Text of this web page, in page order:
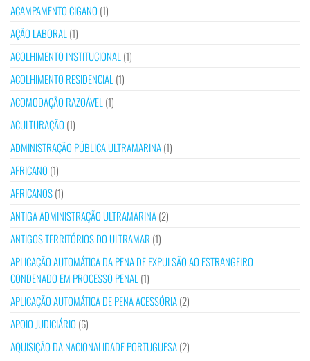
ACAMPAMENTO CIGANO (1)
AÇÃO LABORAL (1)
ACOLHIMENTO INSTITUCIONAL (1)
ACOLHIMENTO RESIDENCIAL (1)
ACOMODAÇÃO RAZOÁVEL (1)
ACULTURAÇÃO (1)
ADMINISTRAÇÃO PÚBLICA ULTRAMARINA(1)
AFRICANO (1)
AFRICANOS(1)
ANTIGA ADMINISTRAÇÃO ULTRAMARINA(2)
ANTIGOS TERRITÓRIOS DO ULTRAMAR (1)
APLICAÇÃO AUTOMÁTICA DA PENA DE EXPULSÃO AO ESTRANGEIRO
CONDENADO EM PROCESSO PENAL (1)
APLICAÇÃO AUTOMÁTICA DE PENA ACESSÓRIA(2)
APOIO JUDICIÁRIO (6)
AQUISIÇÃO DA NACIONALIDADE PORTUGUESA(2)